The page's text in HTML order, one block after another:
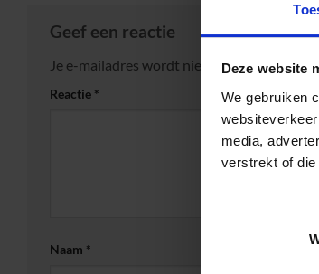
Deze website
We gebruiken
media,
verstrekt of
Geef een reactie
Je e-mailadres wordt niet gepubliceerd.
Reactie *
Naam *